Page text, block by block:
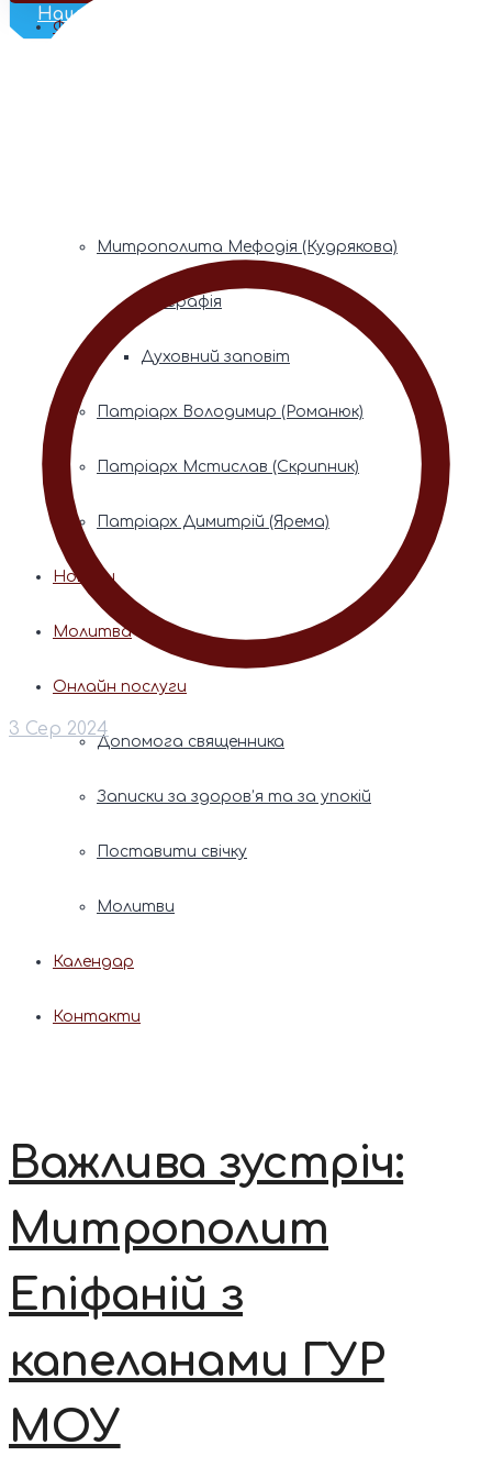
Наш Телеграм
Фонди пам’яті
Митрополита Мефодія (Кудрякова)
Біографія
Духовний заповіт
Патріарх Володимир (Романюк)
Патріарх Мстислав (Скрипник)
Патріарх Димитрій (Ярема)
Новини
Молитва
Онлайн послуги
Допомога священника
Записки за здоров’я та за упокій
Поставити свічку
Молитви
Календар
Контакти
3 Сер 2024
Важлива зустріч:
Митрополит
Епіфаній з
капеланами ГУР
МОУ